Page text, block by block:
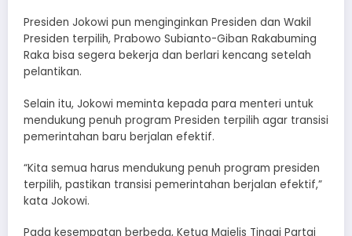
Presiden Jokowi pun menginginkan Presiden dan Wakil
Presiden terpilih, Prabowo Subianto-Giban Rakabuming
Raka bisa segera bekerja dan berlari kencang setelah
pelantikan.
Selain itu, Jokowi meminta kepada para menteri untuk
mendukung penuh program Presiden terpilih agar transisi
pemerintahan baru berjalan efektif.
“Kita semua harus mendukung penuh program presiden
terpilih, pastikan transisi pemerintahan berjalan efektif,”
kata Jokowi.
Pada kesempatan berbeda, Ketua Majelis Tinggi Partai